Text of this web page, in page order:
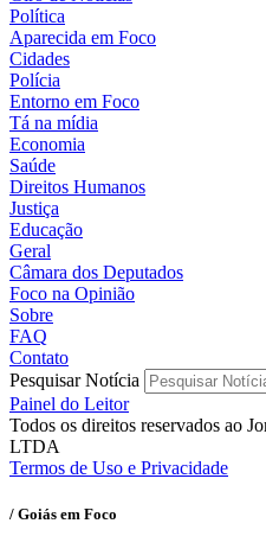
Política
Aparecida em Foco
Cidades
Polícia
Entorno em Foco
Tá na mídia
Economia
Saúde
Direitos Humanos
Justiça
Educação
Geral
Câmara dos Deputados
Foco na Opinião
Sobre
FAQ
Contato
Pesquisar Notícia
Painel do Leitor
Todos os direitos reservados ao
LTDA
Termos de Uso e Privacidade
/ Goiás em Foco